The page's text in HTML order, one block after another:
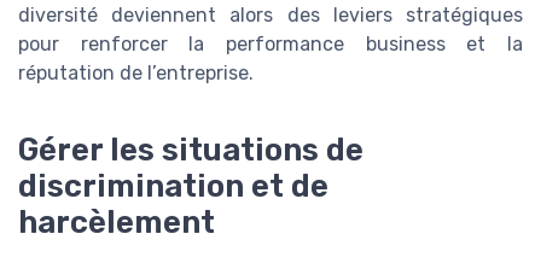
diversité deviennent alors des leviers stratégiques
pour renforcer la performance business et la
réputation de l’entreprise.
Gérer les situations de
discrimination et de
harcèlement